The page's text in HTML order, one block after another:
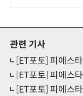
관련 기사
[ET포토] 피에스
[ET포토] 피에스
[ET포토] 피에스